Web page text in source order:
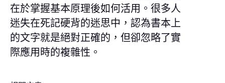
在於掌握基本原理後如何活用。很多人
迷失在死記硬背的迷思中，認為書本上
的文字就是絕對正確的，但卻忽略了實
際應用時的複雜性。